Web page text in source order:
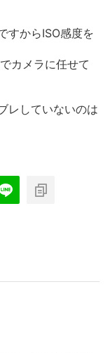
すからISO感度を
カメラに任せて
レしていないのは